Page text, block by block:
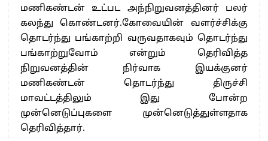
மணிகண்டன் உட்பட அந்நிறுவனத்தினர் பலர்
கலந்து கொண்டனர்.கோவையின் வளர்ச்சிக்கு
தொடர்ந்து பங்காற்றி வருவதாகவும் தொடர்ந்து
பங்காற்றுவோம் என்றும் தெரிவித்த
நிறுவனத்தின் நிர்வாக இயக்குனர்
மணிகண்டன் தொடர்ந்து திருச்சி
மாவட்டத்திலும் இது போன்ற
முன்னெடுப்புகளை முன்னெடுத்துள்ளதாக
தெரிவித்தார்.